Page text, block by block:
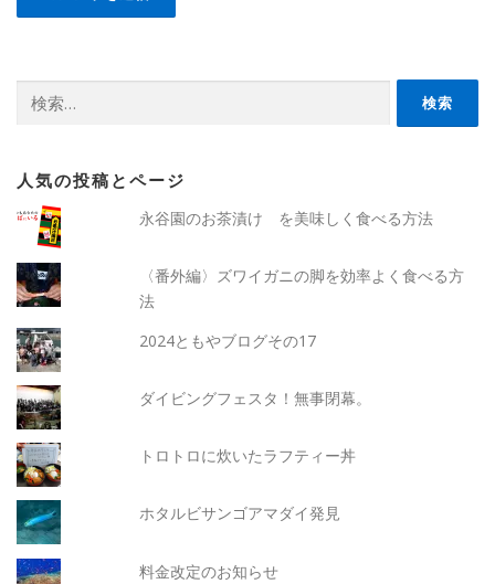
索:
人気の投稿とページ
永谷園のお茶漬け を美味しく食べる方法
〈番外編〉ズワイガニの脚を効率よく食べる方
法
2024ともやブログその17
ダイビングフェスタ！無事閉幕。
トロトロに炊いたラフティー丼
ホタルビサンゴアマダイ発見
料金改定のお知らせ